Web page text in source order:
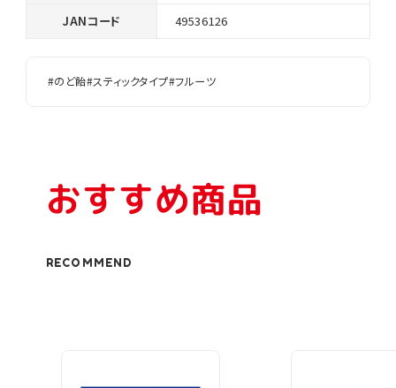
JANコード 49536126
#のど飴#スティックタイプ#フルーツ
おすすめ商品
RECOMMEND